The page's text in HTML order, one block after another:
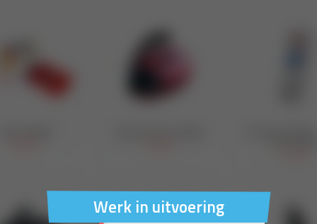
Werk in uitvoering